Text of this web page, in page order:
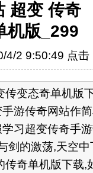
超变 传
机版_299
4/2 9:50:49 点击
态奇单机版下
游传奇网站作
习超变传奇手
剑的激荡,天空
奇单机版下载,